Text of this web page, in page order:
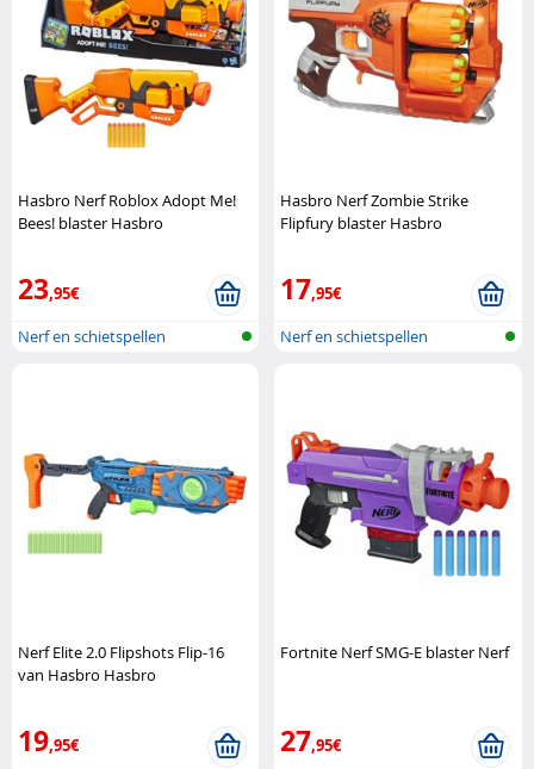
Hasbro Nerf Roblox Adopt Me!
Bees! blaster Hasbro
23,95€
Nerf en schietspellen
Hasbro Nerf Zombie Strike
Flipfury blaster Hasbro
17,95€
Nerf en schietspellen
Nerf Elite 2.0 Flipshots Flip-16
van Hasbro Hasbro
19,95€
Fortnite Nerf SMG-E blaster Nerf
27,95€